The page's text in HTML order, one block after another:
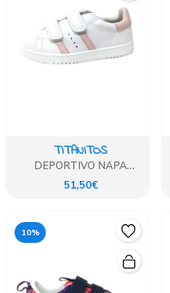
TITANITOS
DEPORTIVO NAPA
BLANCO Y ROSA
51,50€
10%